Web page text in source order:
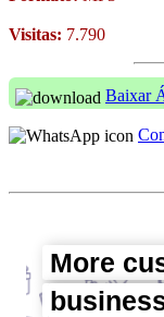
Visitas: 7.790
Baixar
More